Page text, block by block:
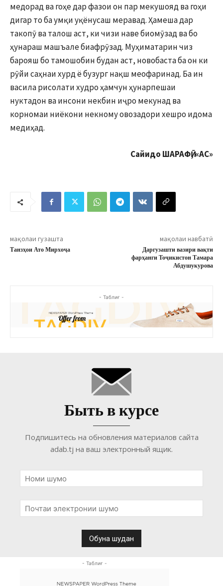
медорад ва гоҳе дар фазои он пар мекушояд ва гоҳи
дигар то ба умқи уқёнусаш меравад. Ҳамеша дар
такопӯ ва талош аст, ки чизи наве биомӯзад ва бо
ҳунараш машъале биафрӯзад. Муҳиматарин чиз
барояш бо тамошобин будан аст, новобаста ба он ки
рӯйи саҳнаи хурд ё бузург нақш меофаринад. Ба ин
васила рисолати худро ҳамчун ҳунарпешаи
нуктадон ва инсони некбин иҷро мекунад ва
корномаи ниёкони некному овозадори хешро идома
медиҳад.
Сайидо ШАРАФӢ, «АС»
мақолаи гузашта
Танзҳои Ато Мирхоҷа
мақолаи навбатӣ
Даргузашти вазири вақти
фарҳанги Тоҷикистон Тамара
Абдушукурова
- Таблиғ -
Быть в курсе
Подпишитесь на обновления материалов сайта
adab.tj на ваш электронный ящик.
- Таблиғ -